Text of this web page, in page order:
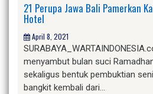
21 Perupa Jawa Bali Pamerkan
Hotel
April 8, 2021
menyambut bulan suci
sekaligus bentuk pembuktian
bangkit kembali dari…